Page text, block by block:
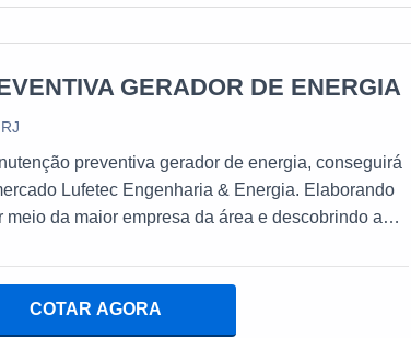
GERADOR DE ENERGIA
preventiva gerador de energia, conseguirá
Lufetec Engenharia & Energia. Elaborando
meio da maior empresa da área e descobrindo a
especializados da Lufetec Engenharia
com experiência de 25 anos gerando energia com
COTAR AGORA